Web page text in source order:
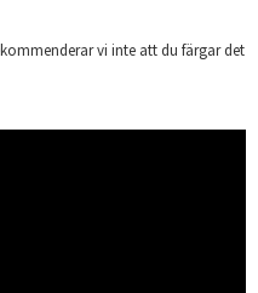
vi inte att du färgar det